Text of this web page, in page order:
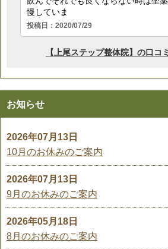
お知らせ
2026年07月13日
10月のお休みのご案内
2026年07月13日
9月のお休みのご案内
2026年05月18日
8月のお休みのご案内